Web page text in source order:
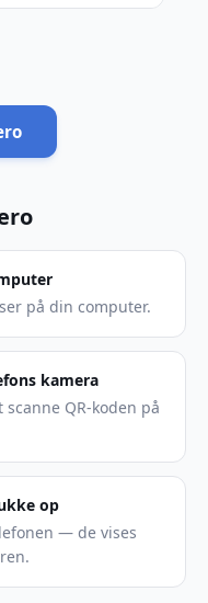
på din computer.
kamera
QR-koden på
op
— de vises